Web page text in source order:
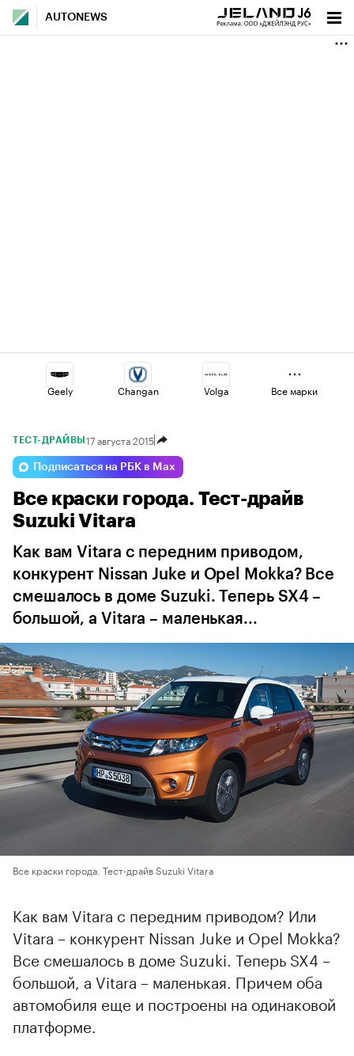
AUTONEWS
Geely Changan Volga
Lada Omoda
Esteo Haval Jaecoo
Все марки
ТЕСТ-ДРАЙВЫ 17 августа 2015
Подписаться на РБК в Max
Все краски города. Тест-драйв
Suzuki Vitara
Как вам Vitara с передним приводом,
конкурент Nissan Juke и Opel Mokka? Все
смешалось в доме Suzuki. Теперь SX4 –
большой, а Vitara – маленькая...
Все краски города. Тест-драйв Suzuki Vitara
Как вам Vitara с передним приводом? Или
Vitara – конкурент Nissan Juke и Opel Mokka?
Все смешалось в доме Suzuki. Теперь SX4 –
большой, а Vitara – маленькая. Причем оба
автомобиля еще и построены на одинаковой
платформе.